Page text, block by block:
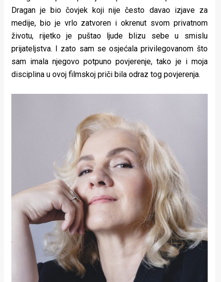
Dragan je bio čovjek koji nije često davao izjave za
medije, bio je vrlo zatvoren i okrenut svom privatnom
životu, rijetko je puštao ljude blizu sebe u smislu
prijateljstva. I zato sam se osjećala privilegovanom što
sam imala njegovo potpuno povjerenje, tako je i moja
disciplina u ovoj filmskoj priči bila odraz tog povjerenja.